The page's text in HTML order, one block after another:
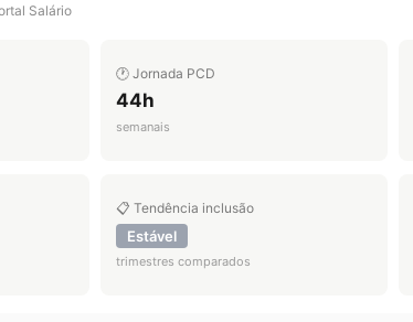
Salário
🕐 Jornada PCD
44h
semanais
📋 Tendência inclusão
Estável
trimestres comparados